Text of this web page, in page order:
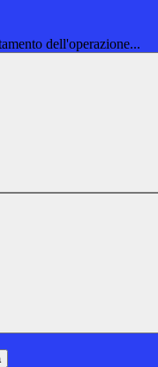
dell'operazione...